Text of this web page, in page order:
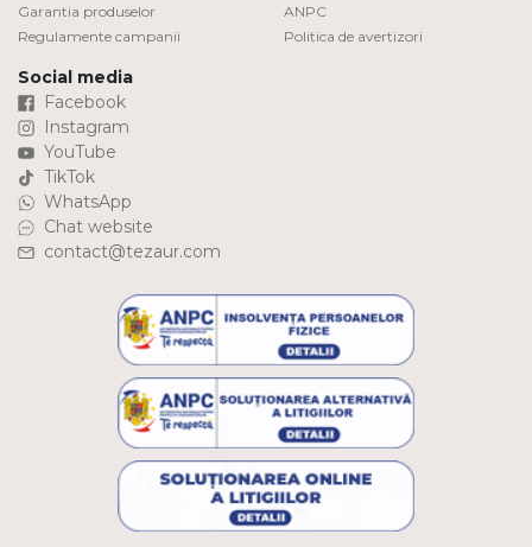
Garantia produselor
Regulamente campanii
ANPC
Politica de avertizori
Social media
Facebook
Instagram
YouTube
TikTok
WhatsApp
Chat website
contact@tezaur.com